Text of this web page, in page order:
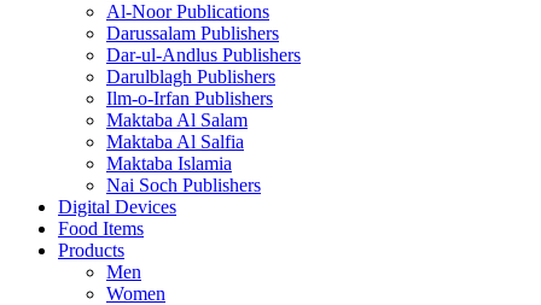
Al-Noor Publications
Darussalam Publishers
Dar-ul-Andlus Publishers
Darulblagh Publishers
Ilm-o-Irfan Publishers
Maktaba Al Salam
Maktaba Al Salfia
Maktaba Islamia
Nai Soch Publishers
Digital Devices
Food Items
Products
Men
Women